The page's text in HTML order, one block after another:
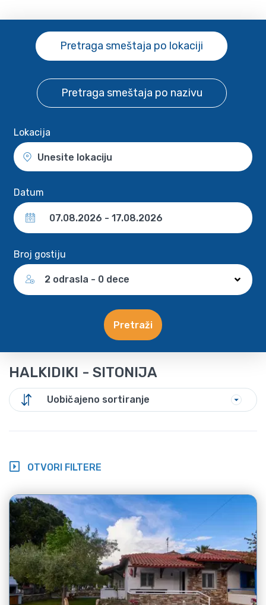
Pretraga smeštaja po lokaciji
Pretraga smeštaja po nazivu
Lokacija
Unesite lokaciju
Datum
Broj gostiju
2 odrasla - 0 dece
Pretraži
HALKIDIKI - SITONIJA
Uobičajeno sortiranje
OTVORI FILTERE